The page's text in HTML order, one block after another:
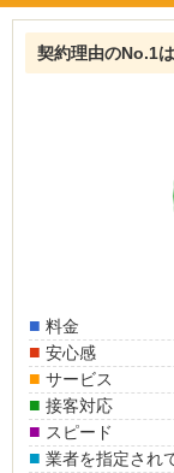
契約理由のNo.1は
■ 料金
■ 安心感
■ サービス
■ 接客対応
■ スピード
■ 業者を指定され